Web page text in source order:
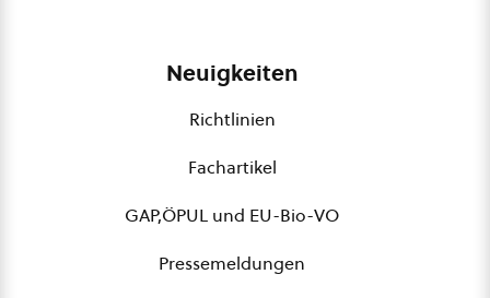
Neuigkeiten
Richtlinien
Fachartikel
GAP,ÖPUL und EU-Bio-VO
Pressemeldungen